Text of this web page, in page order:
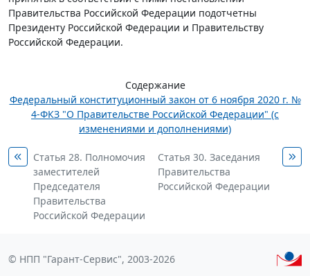
Правительства Российской Федерации подотчетны
Президенту Российской Федерации и Правительству
Российской Федерации.
Содержание
Федеральный конституционный закон от 6 ноября 2020 г. №
4-ФКЗ "О Правительстве Российской Федерации" (с
изменениями и дополнениями)
Статья 28. Полномочия
заместителей
Председателя
Правительства
Российской Федерации
Статья 30. Заседания
Правительства
Российской Федерации
© НПП "Гарант-Сервис", 2003-2026